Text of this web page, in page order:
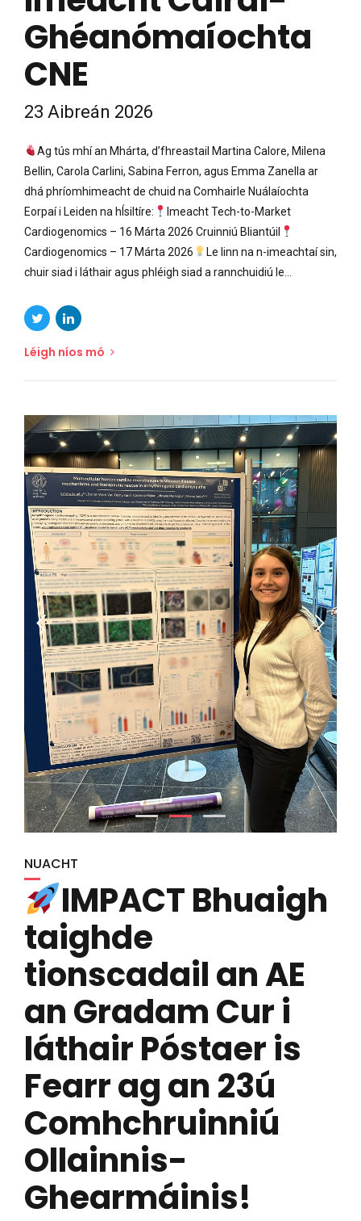
Ghéanómaíochta
CNE
23 Aibreán 2026
Ag tús mhí an Mhárta, d’fhreastail Martina Calore, Milena
Bellin, Carola Carlini, Sabina Ferron, agus Emma Zanella ar
dhá phríomhimeacht de chuid na Comhairle Nuálaíochta
Eorpaí i Leiden na hÍsiltíre:
Imeacht Tech-to-Market
Cardiogenomics – 16 Márta 2026 Cruinniú Bliantúil
Cardiogenomics – 17 Márta 2026
Le linn na n-imeachtaí sin,
chuir siad i láthair agus phléigh siad a rannchuidiú le...
Léigh níos mó
NUACHT
IMPACT Bhuaigh
taighde
tionscadail an AE
an Gradam Cur i
láthair Póstaer is
Fearr ag an 23ú
Comhchruinniú
Ollainnis-
Ghearmáinis!